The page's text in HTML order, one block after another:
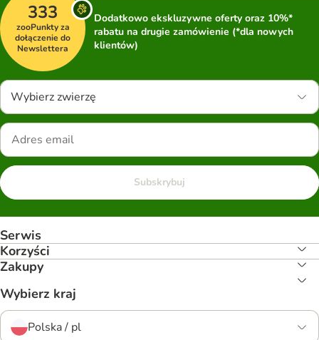
333
zooPunkty za
dołączenie do
Newslettera
Dodatkowo ekskluzywne oferty oraz 10%*
rabatu na drugie zamówienie (*dla nowych
klientów)
Wybierz zwierzę
Subskrybuj
Serwis
Korzyści
Zakupy
Wybierz kraj
Polska / pl